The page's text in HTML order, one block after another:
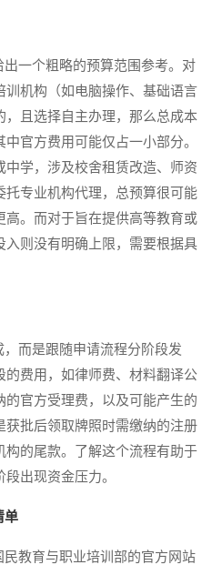
一个粗略的预算范围参考。对
机构（如电脑操作、基础语言
且选择自主办理，那么总成本
官方费用可能仅占一小部分。
学，涉及校舍租赁改造、师资
托专业机构代理，总预算很可能
高。而对于旨在提供高等教育或
则没有明确上限，需要根据具
而是跟随申请流程分阶段发
的费用，如律师费、材料翻译公
官方受理费，以及可能产生的
批后领取牌照时需缴纳的注册
构的尾款。了解这个流程有助于
出现资金压力。
单
教育与职业培训部的官方网站